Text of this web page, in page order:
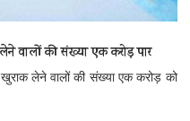
वालों की संख्या एक करोड़ पार
खुराक लेने वालों की संख्या एक करोड़ को